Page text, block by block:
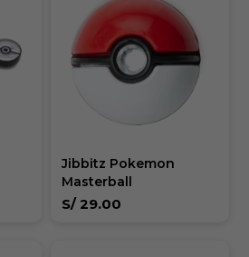
Jibbitz Pokemon
Masterball
S/ 29.00